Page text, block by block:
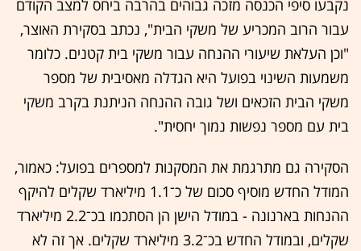
נקבעו סיפי הכנסה מזכה גבוהים בהרבה ביחס למצב הקודם
עבור הרוב המכריע של משקי הבית", נכתב בסקירת האוצר,
"וכן העלאת שיעורי ההנחה עבור משקי בית קטנים. כלומר
משמעות השינוי בפועל היא הגדלה מאסיבית של מספר
משקי הבית הזכאים ושל גובה ההנחה הניתנת בקרב משקי
בית עם מספר נפשות נמוך יחסית".
הסקירה גם מתרגמת את המסקנות למספרים בפועל: כאמור,
המודל החדש מוסיף סכום של כ־1.1 מיליארד שקלים להיקף
ההנחות בארנונה - במודל הישן הן הסתכמו בכ־2.2 מיליארד
שקלים, ובמודל החדש בכ־3.2 מיליארד שקלים. אך זה לא